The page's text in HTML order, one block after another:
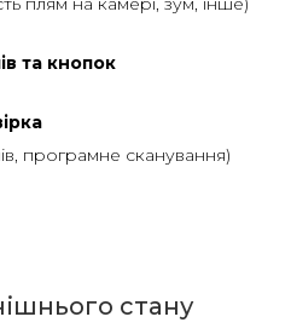
та кнопок
програмне сканування)
стану